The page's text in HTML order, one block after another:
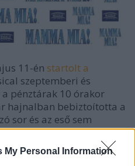
My Personal Information
11-én startolt a
szeptemberi és
pénztárak 10 órakor
hajnalban bebiztoította a
sor és az eső sem
rajongókat, akik elsőként
az előadásra. A
miatt megnyitotta a